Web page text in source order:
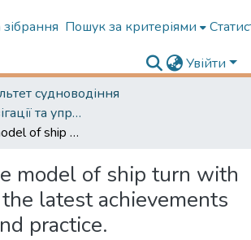
Пошук за критеріями
Увійти
судноводіння
Кафедра навігації та управління судном
Substantive model of ship turn with account of the latest achievements in theory and practice.
model of ship turn with
latest achievements
practice.